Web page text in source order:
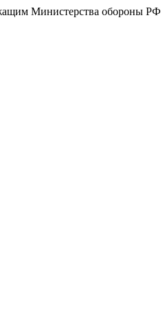
Министерства обороны РФ